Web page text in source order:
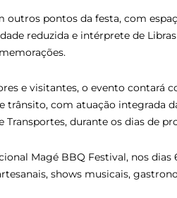
pontos da festa, com
reduzida e intérprete de
e visitantes, o evento contará
trânsito, com atuação integrada
durante os dias de
Magé BBQ Festival, nos dias
shows musicais,